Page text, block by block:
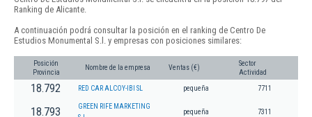
Ranking de Alicante.
A continuación podrá consultar la posición en el ranking de Centro De
Estudios Monumental S.l. y empresas con posiciones similares:
Posición
Provincia
Nombre de la empresa Ventas (€)
Sector
Actividad
18.792 RED CAR ALCOY-IBI SL pequeña 7711
18.793
GREEN RIFE MARKETING
pequeña 7311